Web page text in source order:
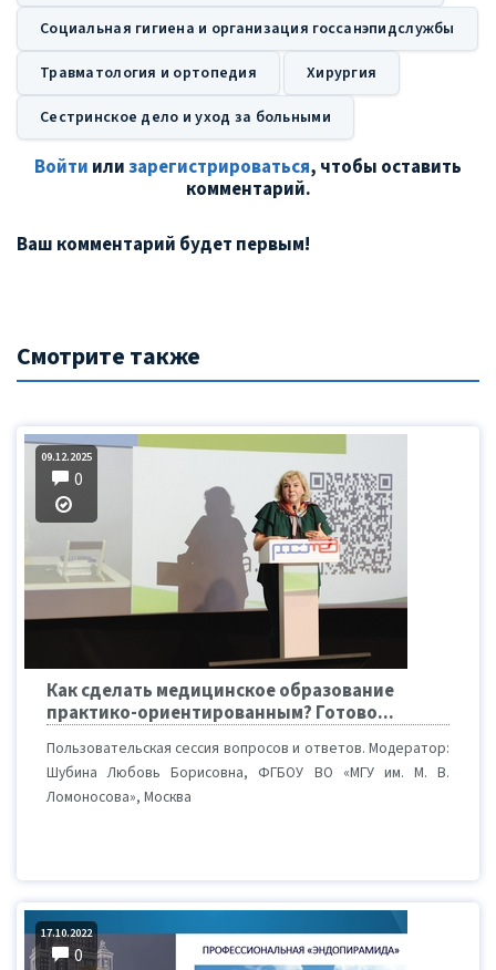
Социальная гигиена и организация госсанэпидслужбы
Травматология и ортопедия
Хирургия
Сестринское дело и уход за больными
Войти илизарегистрироваться, чтобы оставить
комментарий.
Ваш комментарий будет первым!
Смотрите также
09.12.2025
0
Как сделать медицинское образование
практико-ориентированным? Готово...
Пользовательская сессия вопросов и ответов. Модератор:
Шубина Любовь Борисовна, ФГБОУ ВО «МГУ им. М. В.
Ломоносова», Москва
17.10.2022
0